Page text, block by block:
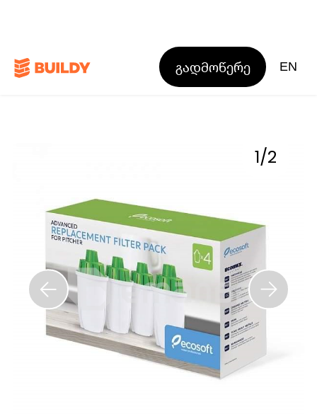
გადმოწერე EN
1/2